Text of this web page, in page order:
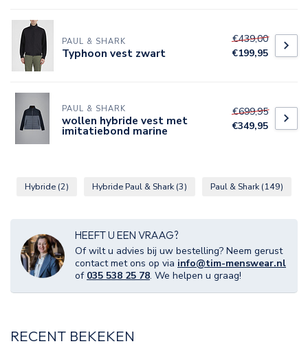
PAUL & SHARK
Typhoon vest zwart
€439,00
€199,95
PAUL & SHARK
wollen hybride vest met
imitatiebond marine
€699,95
€349,95
Hybride (2) Hybride Paul & Shark (3) Paul & Shark (149)
HEEFT U EEN VRAAG?
Of wilt u advies bij uw bestelling? Neem gerust
contact met ons op via info@tim-menswear.nl
of 035 538 25 78. We helpen u graag!
RECENT BEKEKEN